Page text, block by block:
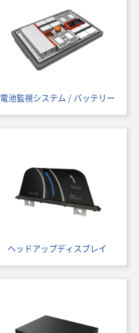
電池監視システム / バッテリー
ヘッドアップディスプレイ